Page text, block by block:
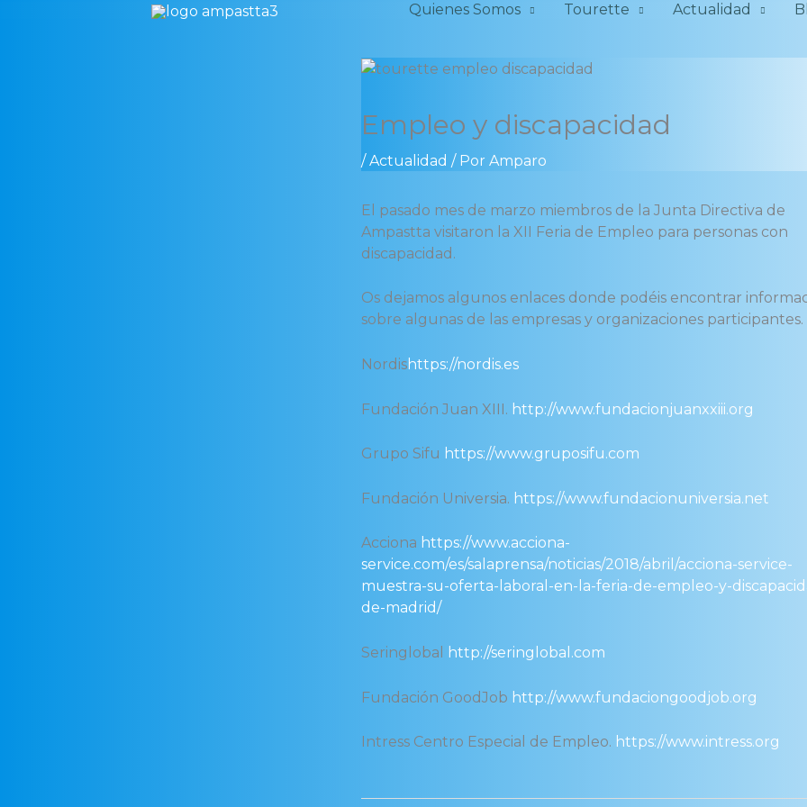
Quienes Somos Tourette Actualidad
Empleo y discapacidad
/Actualidad / Por Amparo
El pasado mes de marzo miembros de la Junta Directiva de
Ampastta visitaron la XII Feria de Empleo para personas con
discapacidad.
Os dejamos algunos enlaces donde podéis encontrar
sobre algunas de las empresas y organizaciones participantes.
Nordishttps://nordis.es
Fundación Juan XIII. http://www.fundacionjuanxxiii.org
Grupo Sifu https://www.gruposifu.com
Fundación Universia. https://www.fundacionuniversia.net
Acciona https://www.acciona-
service.com/es/salaprensa/noticias/2018/abril/acciona-service-
muestra-su-oferta-laboral-en-la-feria-de-empleo-y-
de-madrid/
Seringlobal http://seringlobal.com
Fundación GoodJob http://www.fundaciongoodjob.org
Intress Centro Especial de Empleo. https://www.intress.org